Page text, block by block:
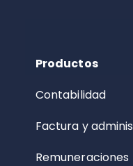
Productos
Contabilidad
Factura y
Remuneraciones